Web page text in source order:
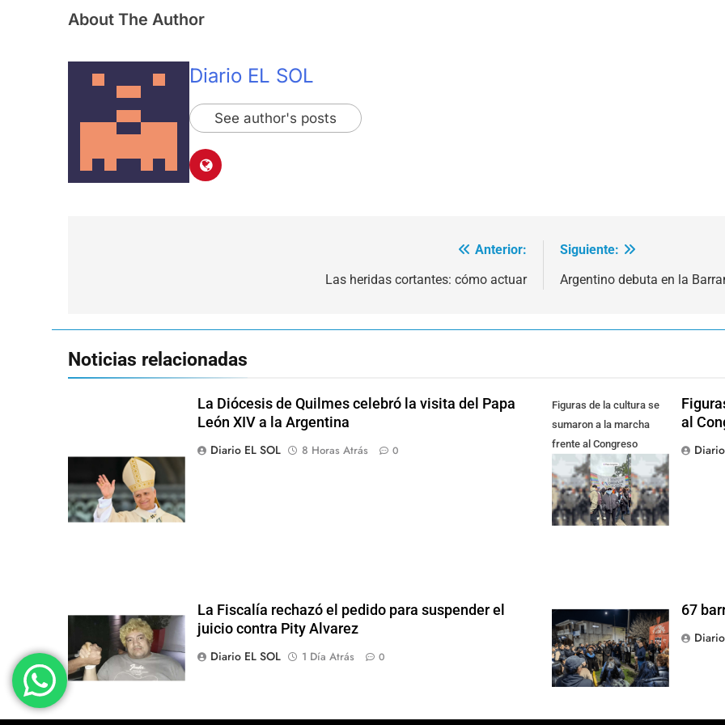
About The Author
Diario EL SOL
See author's posts
Anterior:
Las heridas cortantes: cómo actuar
Siguiente:
Argentino debuta en la
Noticias relacionadas
La Diócesis de Quilmes celebró la visita del Papa
León XIV a la Argentina
Diario EL SOL
8 Horas Atrás 0
Figuras de la cultura se
sumaron a la marcha
frente al Congreso
contra la Ley de
Propiedad Privada
al
La Fiscalía rechazó el pedido para suspender el
juicio contra Pity Alvarez
Diario EL SOL
1 Día Atrás 0
67